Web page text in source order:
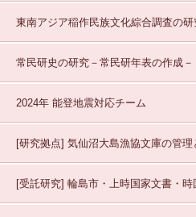
東南アジア稲作民族文化綜合調査の研
常民研史の研究－常民研年表の作成－
2024年 能登地震対応チーム
[研究拠点] 気仙沼大島漁協文庫の管理
[受託研究] 輪島市・上時国家文書・